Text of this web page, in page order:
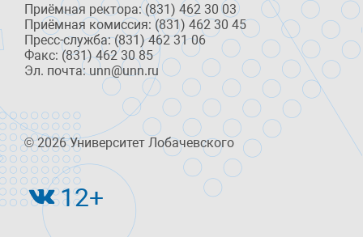
Приёмная ректора: (831) 462 30 03
Приёмная комиссия: (831) 462 30 45
Пресс-служба: (831) 462 31 06
Факс: (831) 462 30 85
Эл. почта: unn@unn.ru
© 2026 Университет Лобачевского
12+